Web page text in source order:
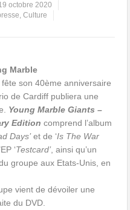
octobre 2020
,Culture
Marble
, fête son 40ème anniversaire
de Cardiff publiera une
Young Marble Giants –
Edition comprend l’album
Days’et de ‘Is The War
‘Testcard’, ainsi qu’un
groupe aux Etats-Unis, en
vient de dévoiler une
du DVD.